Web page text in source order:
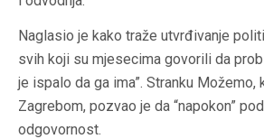
Naglasio je kako traže utvrđivanje
svih koji su mjesecima govorili da
je ispalo da ga ima”. Stranku Možemo,
Zagrebom, pozvao je da “napokon”
odgovornost.